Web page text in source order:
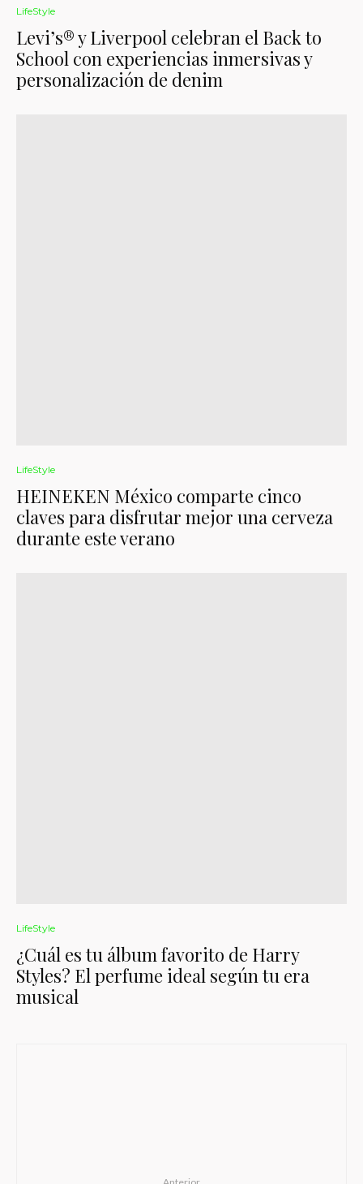
LifeStyle
Levi’s® y Liverpool celebran el Back to
School con experiencias inmersivas y
personalización de denim
LifeStyle
HEINEKEN México comparte cinco
claves para disfrutar mejor una cerveza
durante este verano
LifeStyle
¿Cuál es tu álbum favorito de Harry
Styles? El perfume ideal según tu era
musical